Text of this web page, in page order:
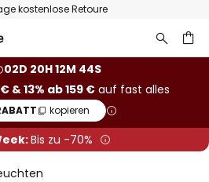
kostenlose Retoure
02D 20H 12M 43S
& 13% ab 159 €auf fast alles
kopieren
Bis zu -70%